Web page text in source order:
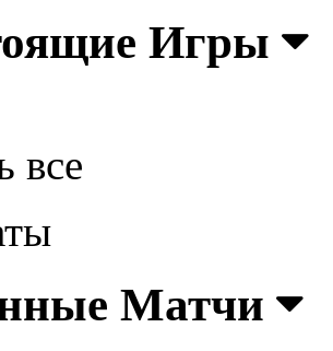
Игры
все
Матчи